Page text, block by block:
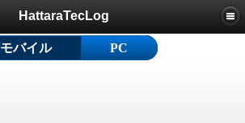
HattaraTecLog
モバイル PC